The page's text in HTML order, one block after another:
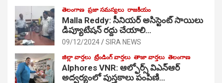
తెలంగాణ ప్రజా సమస్యలు రాజకీయం
Malla Reddy: సీనియర్ అసిస్టెంట్ సాయిలు
డిప్యూటేషన్ రద్దు చేయాలి…
09/12/2024 SIRA NEWS
జిల్లా వార్తలు ట్రేండింగ్ వార్తలు తాజా వార్తలు తెలంగాణ
Alphores VNR: ఆల్ఫోర్స్ విఎన్ఆర్
అద్వర్యంలో పుస్తకాలు పంపిణి…